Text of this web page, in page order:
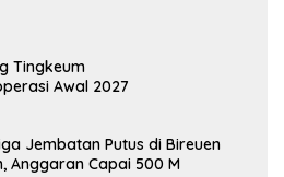
Tingkeum
Awal 2027
Jembatan Putus di Bireuen
Anggaran Capai 500 M